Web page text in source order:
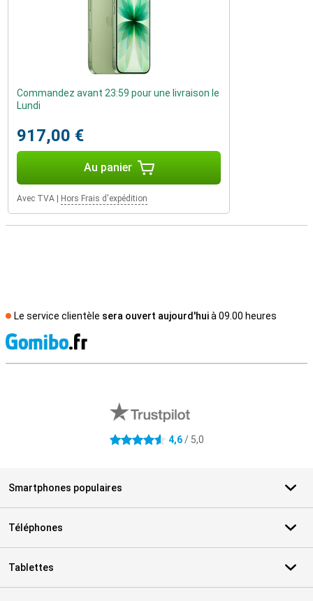
L'iPhone 17 est déjà un gagnant en soi, mais la gamme comprend
encore plus de modèles pour répondre à vos besoins. Vous voulez
un appareil plus fin ? Découvrez l'iPhone 17 Air. Vous préférez une
puissance maximale et des fonctionnalités supplémentaires ?
L'iPhone 17 Pro ou l'iPhone 17 Pro Max sont faits pour vous. Chaque
modèle offre des avantages uniques et fait partie de la dernière
Commandez avant 23:59 pour une livraison le
Lundi
917,00 €
Au panier
Avec TVA Hors Frais d'expédition
Le service clientèle sera ouvert aujourd'huià 09.00 heures
4.6 étoiles 4,6/ 5,0
Smartphones populaires
Téléphones
Tablettes